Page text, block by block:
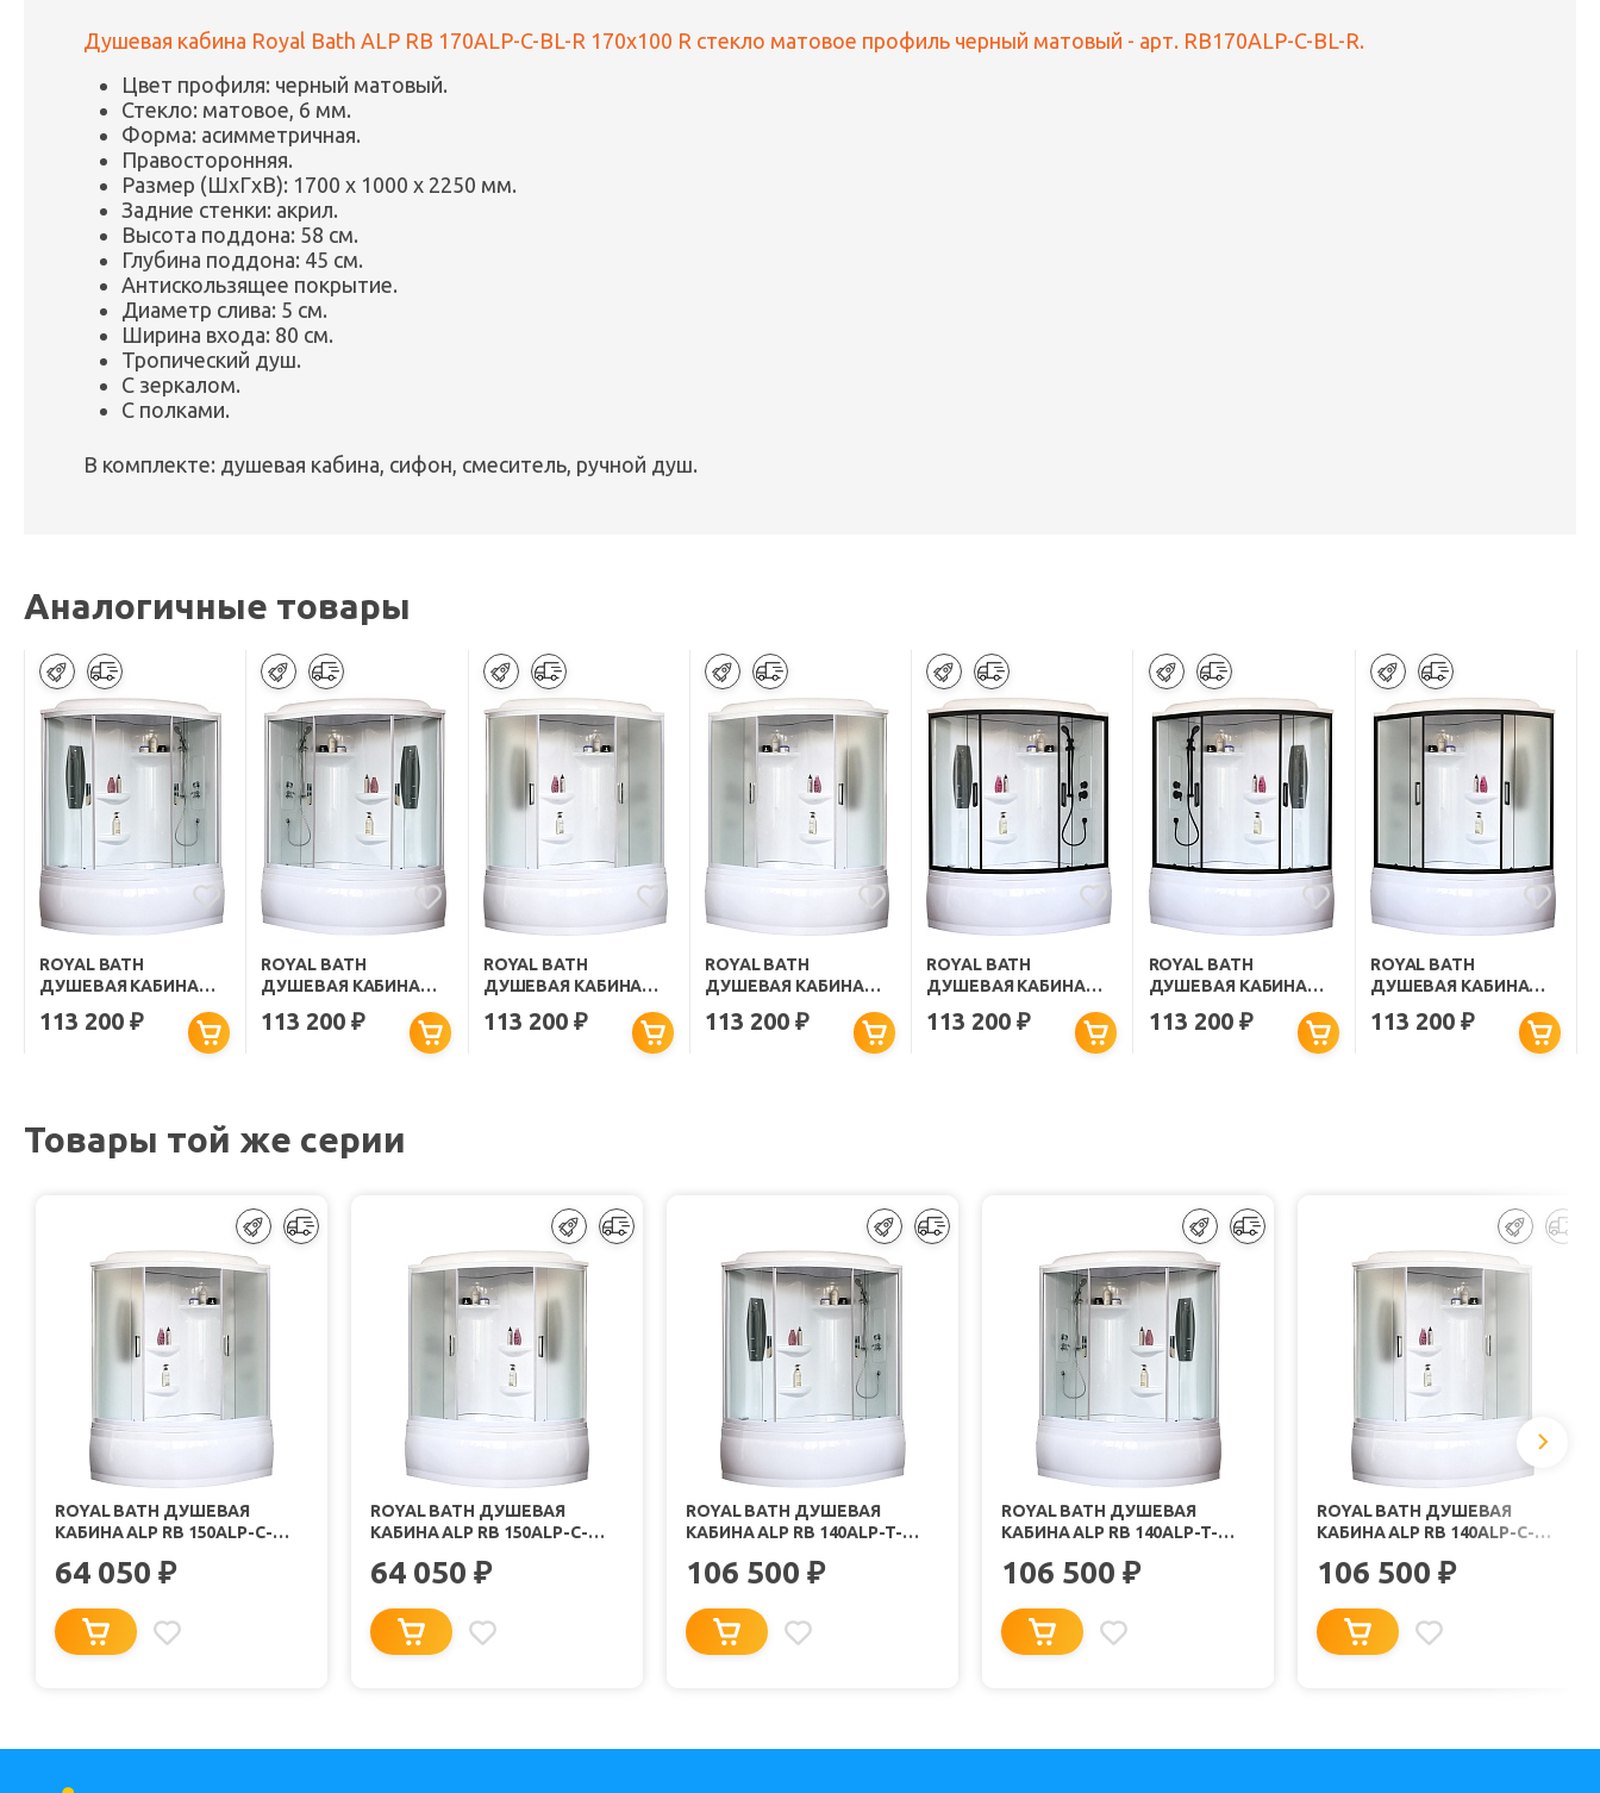
Душевая кабина Royal Bath ALP RB 170ALP-C-BL-R 170x100 R стекло матовое профиль черный матовый - арт. RB170ALP-C-BL-R.
Цвет профиля: черный матовый.
Стекло: матовое, 6 мм.
Форма: асимметричная.
Правосторонняя.
Размер (ШxГxВ): 1700 x 1000 x 2250 мм.
Задние стенки: акрил.
Высота поддона: 58 см.
Глубина поддона: 45 см.
Антискользящее покрытие.
Диаметр слива: 5 см.
Ширина входа: 80 см.
Тропический душ.
С зеркалом.
С полками.
В комплекте: душевая кабина, сифон, смеситель, ручной душ.
Аналогичные товары
ROYAL BATH
ДУШЕВАЯ КАБИНА
ALP RB 170ALP-T-
R/B/G 170X100 R
СТЕКЛО ПРОЗРАЧНОЕ
113 200₽
ROYAL BATH
ДУШЕВАЯ КАБИНА
ALP RB 170ALP-T-
L/B/G 170X100 L
СТЕКЛО ПРОЗРАЧНОЕ
113 200₽
ROYAL BATH
ДУШЕВАЯ КАБИНА
ALP RB 170ALP-C-
R/B/G 170X100 R
СТЕКЛО МАТОВОЕ
113 200 ₽
ROYAL BATH
ДУШЕВАЯ КАБИНА
ALP RB 170ALP-C-
L/B/G 170X100 L
СТЕКЛО МАТОВОЕ
113 200 ₽
ROYAL BATH
ДУШЕВАЯ КАБИНА
ALP RB 170ALP-T-BL-R
170X100 R СТЕКЛО
113 200₽
ROYAL BATH
ДУШЕВАЯ КАБИНА
ALP RB 170ALP-T-BL-L
170X100 L СТЕКЛО
113 200 ₽
ROYAL BATH
ДУШЕВАЯ КАБИНА
ALP RB 170ALP-C-BL-L
170X100 L СТЕКЛО
МАТОВОЕ ПРОФИЛЬ
113 200 ₽
Товары той же серии
ROYAL BATH ДУШЕВАЯ
КАБИНА ALP RB 150ALP-C-
МАТОВОЕ ПРОФИЛЬ БЕЛЫЙ
64 050 ₽
ROYAL BATH ДУШЕВАЯ
КАБИНА ALP RB 150ALP-C-
МАТОВОЕ ПРОФИЛЬ БЕЛЫЙ
64 050 ₽
ROYAL BATH ДУШЕВАЯ
КАБИНА ALP RB 140ALP-T-
ПРОЗРАЧНОЕ ПРОФИЛЬ
106 500 ₽
ROYAL BATH ДУШЕВАЯ
КАБИНА ALP RB 140ALP-T-
ПРОЗРАЧНОЕ ПРОФИЛЬ
106 500 ₽
ROYAL BATH ДУШЕВАЯ
КАБИНА ALP RB 140ALP-C-
МАТОВОЕ ПРОФИЛЬ БЕЛЫЙ
106 500 ₽